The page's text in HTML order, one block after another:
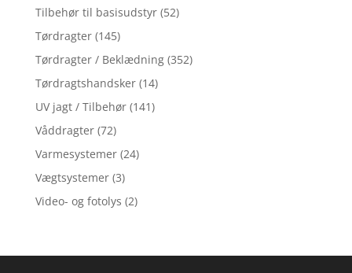
Tilbehør til basisudstyr (52)
Tørdragter (145)
Tørdragter / Beklædning (352)
Tørdragtshandsker (14)
UV jagt / Tilbehør (141)
Våddragter (72)
Varmesystemer (24)
Vægtsystemer (3)
Video- og fotolys (2)